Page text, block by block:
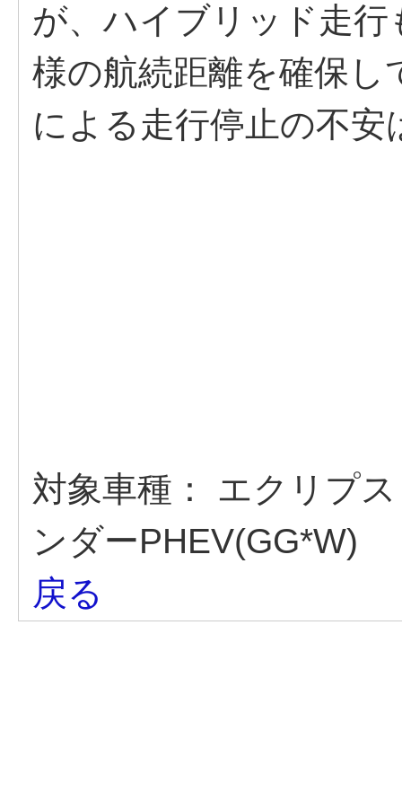
が、ハイブリッド走
様の航続距離を確保
による走行停止の不安
対象車種：
エクリプ
ンダーPHEV(GG*W)
戻る